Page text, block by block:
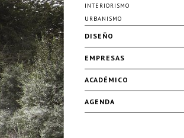
INTERIORISMO
URBANISMO
DISEÑO
EMPRESAS
ACADÉMICO
AGENDA